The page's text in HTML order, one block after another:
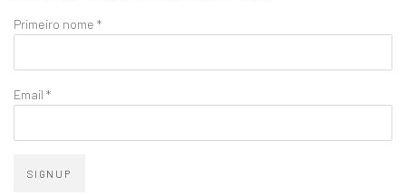
Primeiro nome *
Email *
SIGNUP